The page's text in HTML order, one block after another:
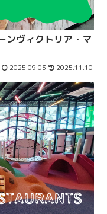
ンヴィクトリア・マ
2025.09.03 2025.11.10